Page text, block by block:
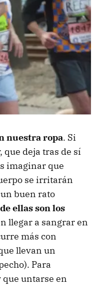
nuestra ropa. Si
que deja tras de sí
imaginar que
se irritarán
buen rato
ellas son los
llegar a sangrar en
más con
llevan un
Para
untarse en